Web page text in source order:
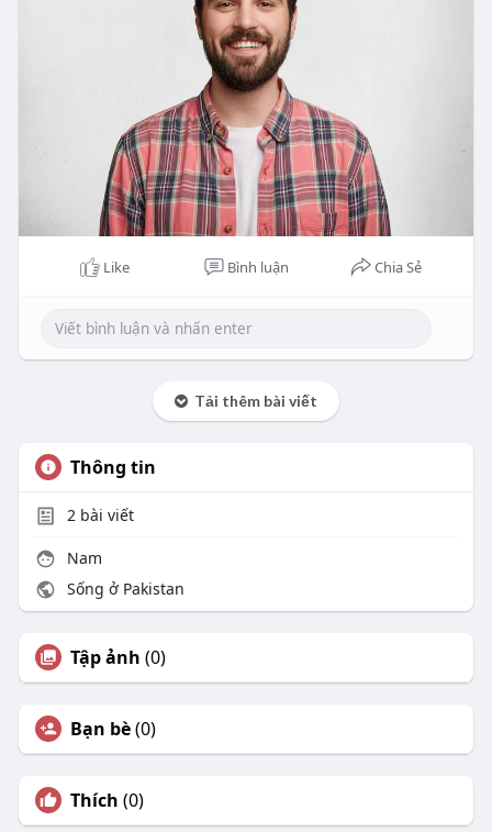
Like Bình luận Chia Sẻ
Tải thêm bài viết
Thông tin
2bài viết
Nam
Sống ở Pakistan
Tập ảnh (0)
Bạn bè(0)
Thích (0)